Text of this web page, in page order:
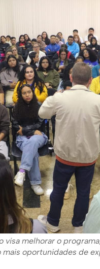
visa melhorar o
oportunidades de